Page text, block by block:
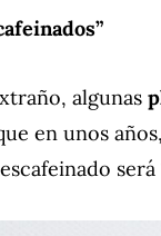
algunas
en unos